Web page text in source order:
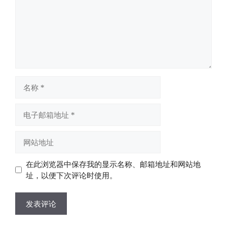
址
址
在此浏览器中保存我的显示名称、邮箱地址和网站地
址，以便下次评论时使用。